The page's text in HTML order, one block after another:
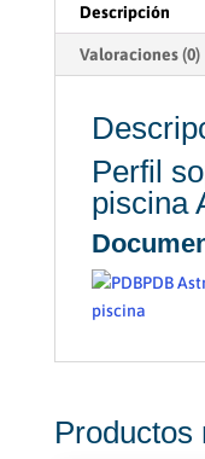
Descripción
Valoraciones (0)
Perfil
piscina
PDB
piscina
Productos